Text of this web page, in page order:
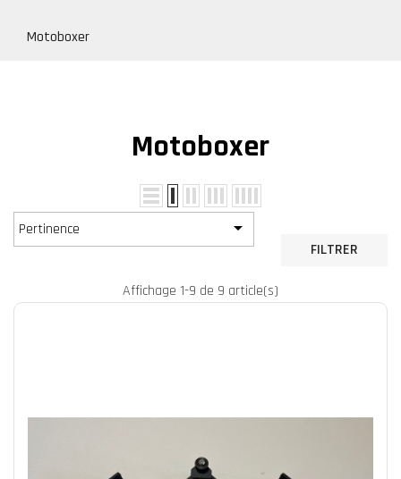
Motoboxer
Motoboxer
Pertinence 
FILTRER
Affichage 1-9 de 9 article(s)